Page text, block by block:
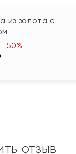
из золота с
-50%
отзыв